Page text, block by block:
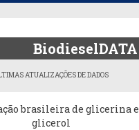
BiodieselDATA
ATUALIZAÇÕES DE DADOS
brasileira de glicerina e
glicerol